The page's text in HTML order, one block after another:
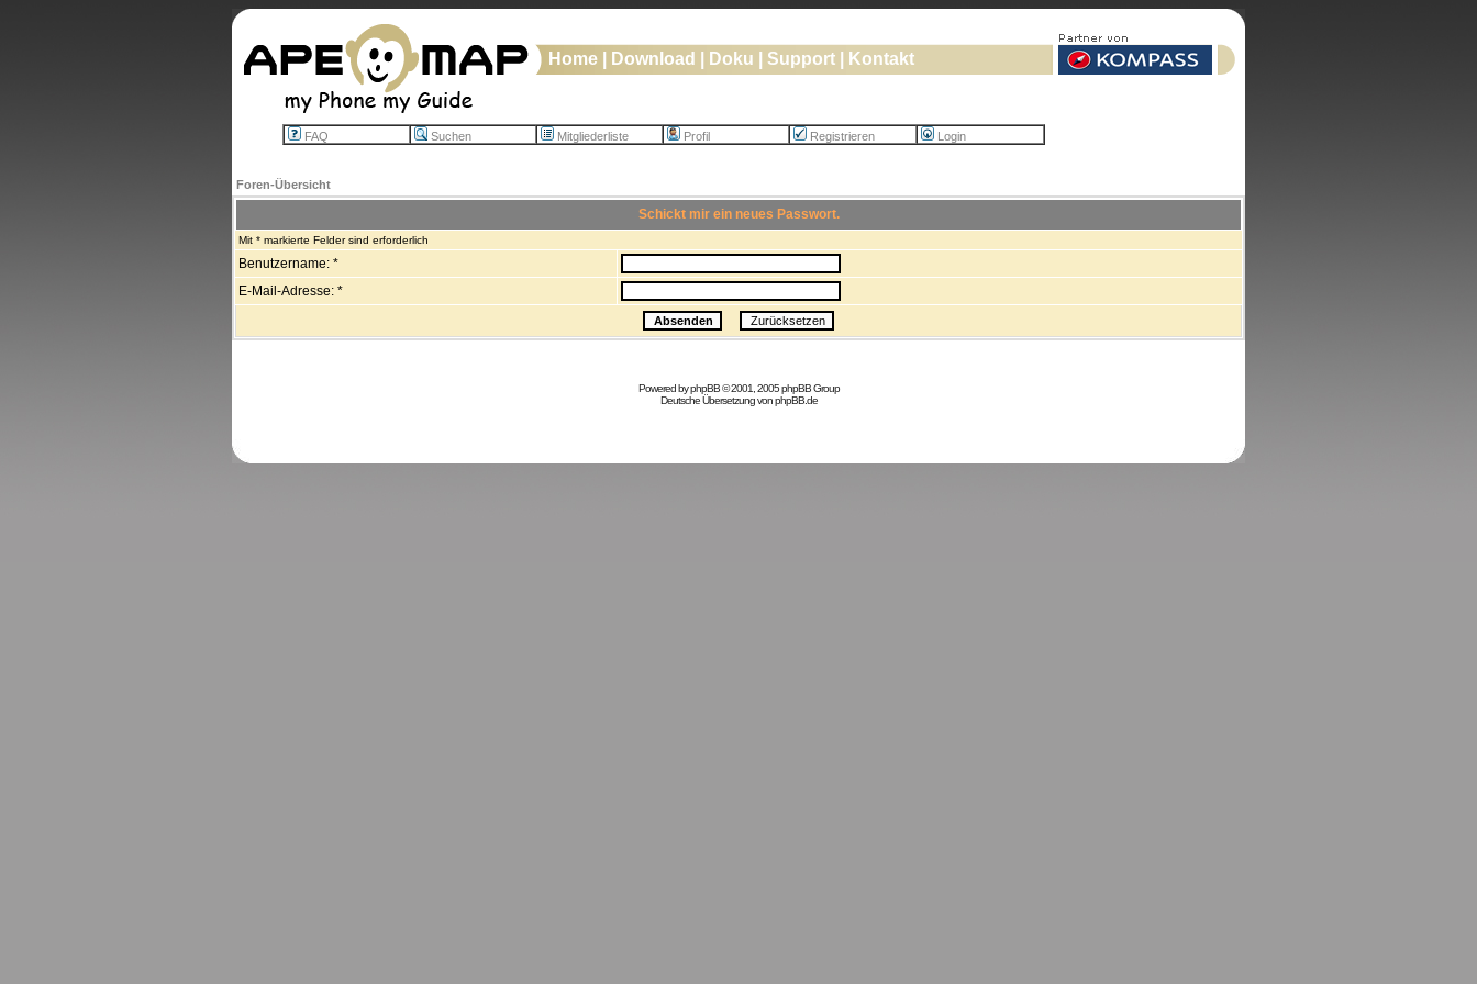
Home Download Doku Support Kontakt
FAQ Suchen Mitgliederliste Profil Registrieren Login
Foren-Übersicht
Schickt mir ein neues Passwort.
Mit * markierte Felder sind erforderlich
Benutzername: *
E-Mail-Adresse: *
Powered byphpBB© 2001, 2005 phpBB Group
Deutsche Übersetzung vonphpBB.de